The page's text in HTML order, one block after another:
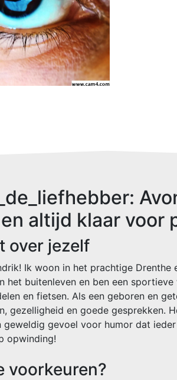
altijd klaar voor
over jezelf
Ik woon in het prachtige Drenthe
het buitenleven en ben een
en fietsen. Als een geboren en
gezelligheid en goede gesprekken.
geweldig gevoel voor humor dat
opwinding!
voorkeuren?